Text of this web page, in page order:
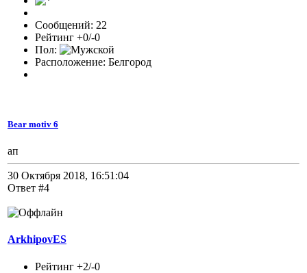
Сообщений: 22
Рейтинг +0/-0
Пол:
Расположение: Белгород
Bear motiv 6
ап
30 Октября 2018, 16:51:04
Ответ #4
ArkhipovES
Рейтинг +2/-0